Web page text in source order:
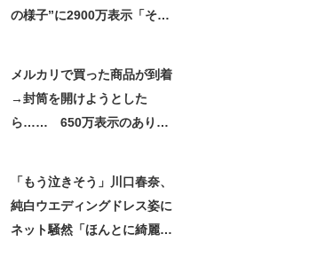
の様子”に2900万表示「そう
メルカリで買った商品が到着
→封筒を開けようとした
ら…… 650万表示のありえ
「もう泣きそう」川口春奈、
純白ウエディングドレス姿に
ネット騒然「ほんとに綺麗」